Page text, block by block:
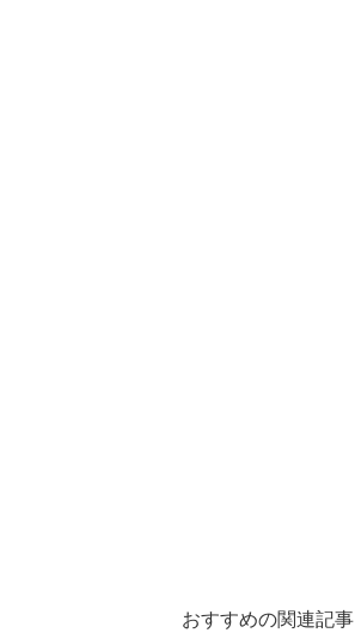
おすすめの関連記事